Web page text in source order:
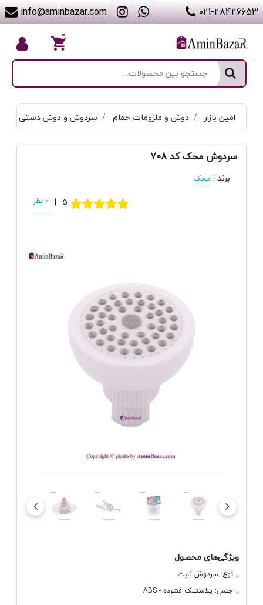
info@aminbazar.com 021-28426653
۰
امین بازار دوش و ملزومات حمام سردوش و دوش دستی
سردوش محک کد 708
برند : محک
5
| 0 نظر
ویژگی‌های محصول
نوع: سردوش ثابت
جنس: پلاستیک فشرده - ABS